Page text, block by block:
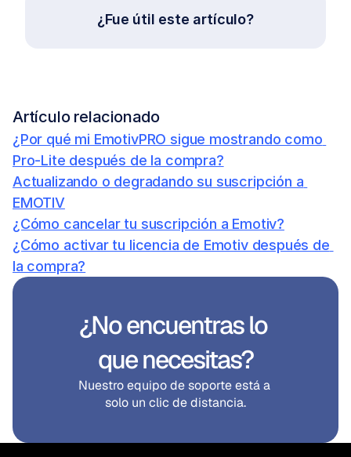
¿Fue útil este artículo?
Artículo relacionado
¿Por qué mi EmotivPRO sigue mostrando como
Pro-Lite después de la compra?
Actualizando o degradando su suscripción a
EMOTIV
¿Cómo cancelar tu suscripción a Emotiv?
¿Cómo activar tu licencia de Emotiv después de
la compra?
¿No encuentras lo
que necesitas?
Nuestro equipo de soporte está a
solo un clic de distancia.